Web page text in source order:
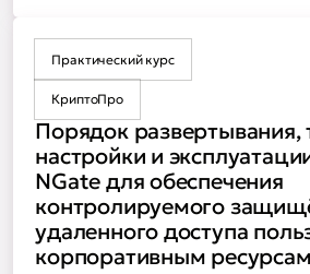
Практический курс
КриптоПро
Порядок развертывания,
настройки и
NGate для обеспечения
контролируемого
удаленного доступа
корпоративным ресурсам